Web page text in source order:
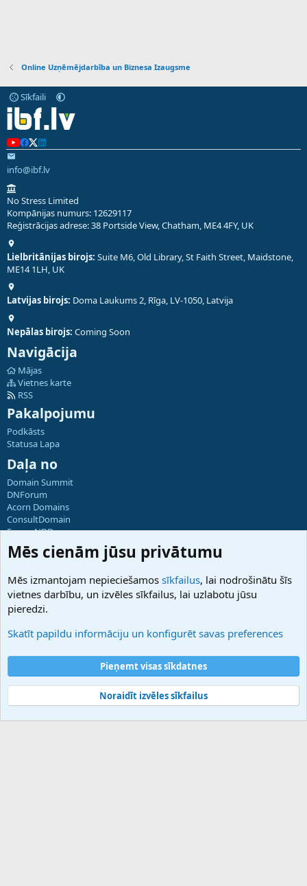
Online Uzņēmējdarbība un Biznesa Izaugsme
Sīkfaili
info@ibf.lv
No Stress Limited
Kompānijas numurs: 12629117
Reģistrācijas adrese: 38 Portside View, Chatham, ME4 4FY, UK
Lielbritānijas birojs: Suite M6, Old Library, St Faith Street, Maidstone,
ME14 1LH, UK
Latvijas birojs: Doma Laukums 2, Rīga, LV-1050, Latvija
Nepālas birojs: Coming Soon
Navigācija
Mājas
Vietnes karte
RSS
Pakalpojumu
Podkāsts
Statusa Lapa
Daļa no
Domain Summit
DNForum
Acorn Domains
ConsultDomain
ForumNDD
Domainforum.ro
27.be
Hostmaria
Atbalsts
Palīdzība
Noteikumi un nosacījumi
Privātuma politika
Community platform by XenForo® © 2010-2025 XenForo Ltd.
Mēs cienām jūsu privātumu
Mēs izmantojam nepieciešamos sīkfailus, lai nodrošinātu šīs
vietnes darbību, un izvēles sīkfailus, lai uzlabotu jūsu
pieredzi.
Skatīt papildu informāciju un konfigurēt savas preferences
Pieņemt visas sīkdatnes
Noraidīt izvēles sīkfailus